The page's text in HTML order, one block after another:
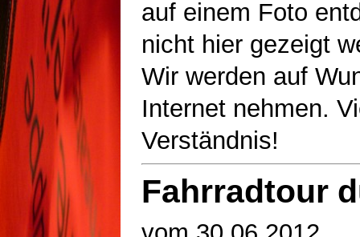
auf einem Foto
nicht hier gezeigt
Wir werden auf
Internet nehmen.
Verständnis!
Fahrradtour